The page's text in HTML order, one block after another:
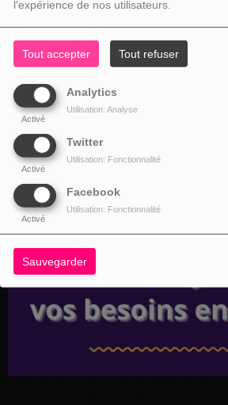
l'expérience de nos utilisateurs.
Tout accepter Tout refuser
Analytics
Activé
Utilisation: Analyse
Twitter
Activé
Utilisation: Fonctionnalité
Facebook
Activé
Utilisation: Fonctionnalité
Sauvegarder